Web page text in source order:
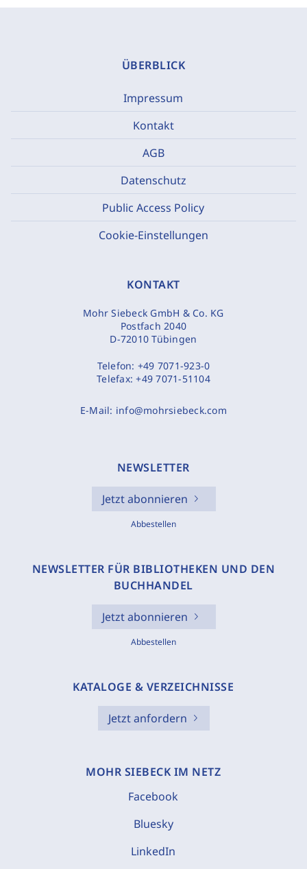
ÜBERBLICK
Impressum
Kontakt
AGB
Datenschutz
Public Access Policy
Cookie-Einstellungen
KONTAKT
Mohr Siebeck GmbH & Co. KG
Postfach 2040
D-72010 Tübingen
Telefon: +49 7071-923-0
Telefax:+49 7071-51104
E-Mail: info@mohrsiebeck.com
NEWSLETTER
Jetzt abonnieren
Abbestellen
NEWSLETTER FÜR BIBLIOTHEKEN UND DEN
BUCHHANDEL
Jetzt abonnieren
Abbestellen
KATALOGE & VERZEICHNISSE
Jetzt anfordern
MOHR SIEBECK IM NETZ
Facebook
Bluesky
LinkedIn